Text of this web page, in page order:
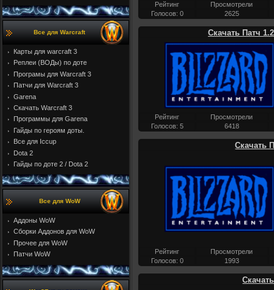
Все для Warcraft
Карты для warcraft 3
Реплеи (ВОДы) по доте
Програмы для Warcraft 3
Патчи для Warcraft 3
Garena
Скачать Warcraft 3
Программы для Garena
Гайды по героям доты.
Все для Iccup
Dota 2
Гайды по доте 2 / Dota 2
Все для WoW
Аддоны WoW
Cборки Аддонов для WoW
Прочее для WoW
Патчи WoW
Рейтинг
Просмотрели
Голосов: 0
2625
Скачать Патч
Рейтинг
Просмотрели
Голосов: 5
6418
Скачать
Рейтинг
Просмотрели
Голосов: 0
1993